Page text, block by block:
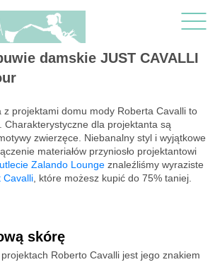
damskie JUST CAVALLI
z projektami domu mody Roberta Cavalli to
Charakterystyczne dla projektanta są
zwierzęce. Niebanalny styl i wyjątkowe
materiałów przyniosło projektantowi
Zalando Lounge znaleźliśmy wyraziste
Cavalli , które możesz kupić do 75% taniej.
skórę
Roberto Cavalli jest jego znakiem